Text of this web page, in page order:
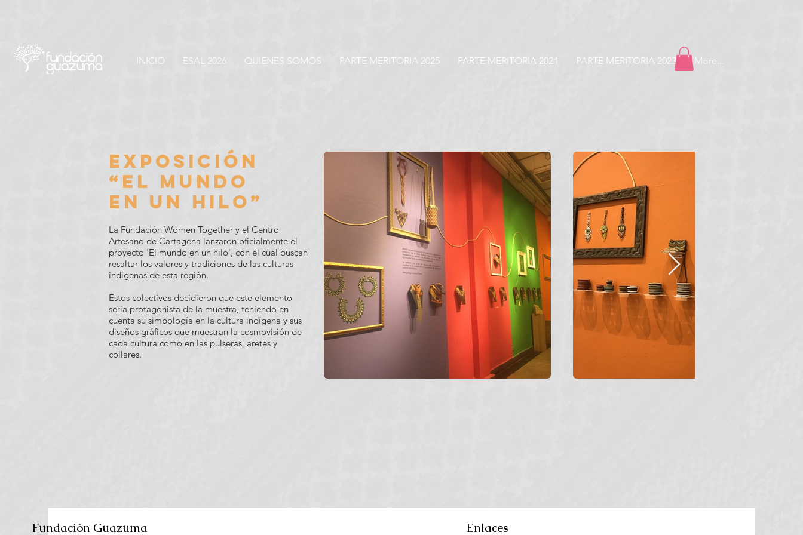
INICIO ESAL 2026 QUIENES SOMOS PARTE MERITORIA 2025 PARTE MERITORIA 2024 PARTE MERITORIA 2023 More...
EXPOSICIÓN
“EL MUNDO
EN UN HILO”
La Fundación Women Together y el Centro
Artesano de Cartagena lanzaron oficialmente el
proyecto 'El mundo en un hilo', con el cual buscan
resaltar los valores y tradiciones de las culturas
indígenas de esta región.
Estos colectivos decidieron que este elemento
sería protagonista de la muestra, teniendo en
cuenta su simbología en la cultura indígena y sus
diseños gráficos que muestran la cosmovisión de
cada cultura como en las pulseras, aretes y
collares.
Fundación Guazuma Enlaces